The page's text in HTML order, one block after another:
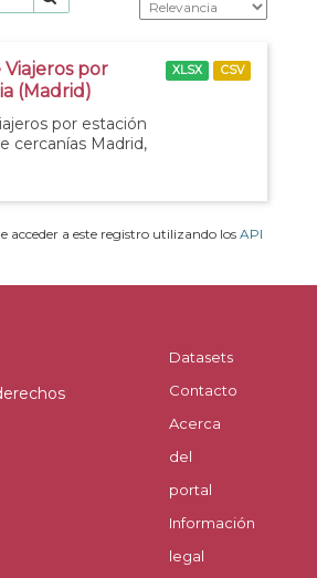
por
(Madrid)
por estación
cercanías Madrid,
XLSX CSV
acceder a este registro utilizando los API
Datasets
Contacto
Acerca
del
portal
Información
legal